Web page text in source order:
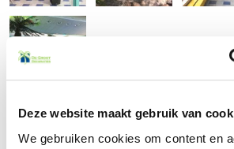
Deze website maakt gebruik van
We gebruiken cookies om content en